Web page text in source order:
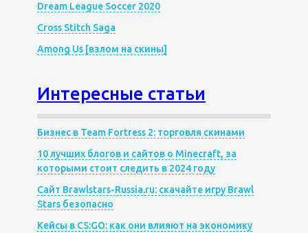
Dream League Soccer 2020
Cross Stitch Saga
Among Us [взлом на скины]
Интересные статьи
Бизнес в Team Fortress 2: торговля скинами
10 лучших блогов и сайтов о Minecraft, за
которыми стоит следить в 2024 году
Сайт Brawlstars-Russia.ru: скачайте игру Brawl
Stars безопасно
Кейсы в CS:GO: как они влияют на экономику